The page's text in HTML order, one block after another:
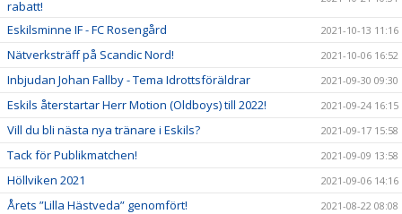
rabatt!
Eskilsminne IF - FC Rosengård 2021-10-13 11:16
Nätverksträff på Scandic Nord! 2021-10-06 16:52
Inbjudan Johan Fallby - Tema Idrottsföräldrar 2021-09-30 09:30
Eskils återstartar Herr Motion (Oldboys) till 2022! 2021-09-24 16:15
Vill du bli nästa nya tränare i Eskils? 2021-09-17 15:58
Tack för Publikmatchen! 2021-09-09 13:58
Höllviken 2021 2021-09-06 14:16
Årets ”Lilla Hästveda” genomfört! 2021-08-22 08:08